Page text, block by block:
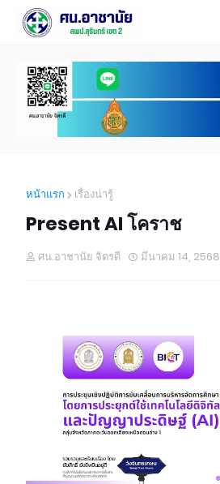
หน้าแรก เรื่องน่ารู้
Present AI โคราช
ศน.อาชานัย จิตรดี มีนาคม 14, 2568